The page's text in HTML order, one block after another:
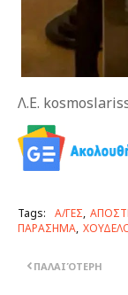
Λ.Ε.
Tags: Α/ΓΕΣ
ΠΑΡΑΣΗΜΑ
ΠΑΛΑΙΌΤΕΡΗ